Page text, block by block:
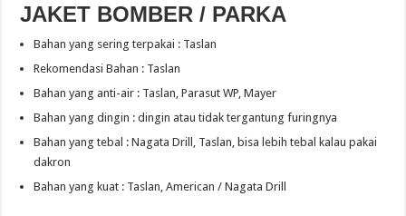
JAKET BOMBER / PARKA
Bahan yang sering terpakai : Taslan
Rekomendasi Bahan : Taslan
Bahan yang anti-air : Taslan, Parasut WP, Mayer
Bahan yang dingin : dingin atau tidak tergantung furingnya
Bahan yang tebal : Nagata Drill, Taslan, bisa lebih tebal kalau pakai
dakron
Bahan yang kuat : Taslan, American / Nagata Drill